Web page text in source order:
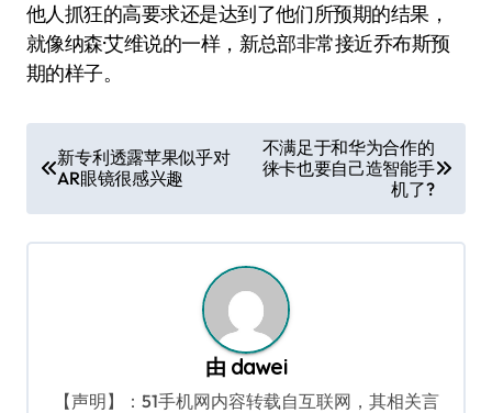
他人抓狂的高要求还是达到了他们所预期的结果，
就像纳森·艾维说的一样，新总部非常接近乔布斯预
期的样子。
章
导
航
新专利透露苹果似乎对
AR眼镜很感兴趣
不满足于和华为合作的
徕卡也要自己造智能手
机了?
由 dawei
【声明】：51手机网内容转载自互联网，其相关言